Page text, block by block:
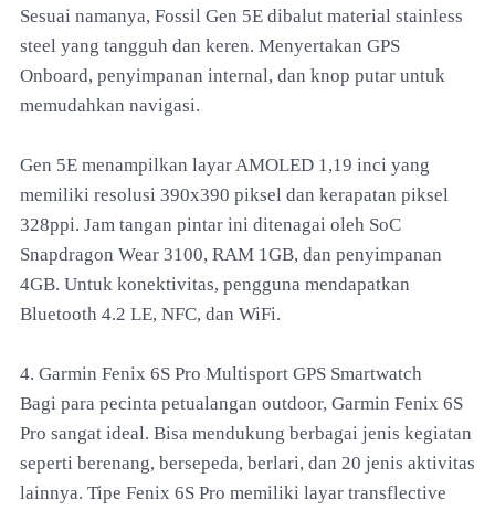
Sesuai namanya, Fossil Gen 5E dibalut material stainless
steel yang tangguh dan keren. Menyertakan GPS
Onboard, penyimpanan internal, dan knop putar untuk
memudahkan navigasi.
Gen 5E menampilkan layar AMOLED 1,19 inci yang
memiliki resolusi 390x390 piksel dan kerapatan piksel
328ppi. Jam tangan pintar ini ditenagai oleh SoC
Snapdragon Wear 3100, RAM 1GB, dan penyimpanan
4GB. Untuk konektivitas, pengguna mendapatkan
Bluetooth 4.2 LE, NFC, dan WiFi.
4. Garmin Fenix 6S Pro Multisport GPS Smartwatch
Bagi para pecinta petualangan outdoor, Garmin Fenix 6S
Pro sangat ideal. Bisa mendukung berbagai jenis kegiatan
seperti berenang, bersepeda, berlari, dan 20 jenis aktivitas
lainnya. Tipe Fenix 6S Pro memiliki layar transflective